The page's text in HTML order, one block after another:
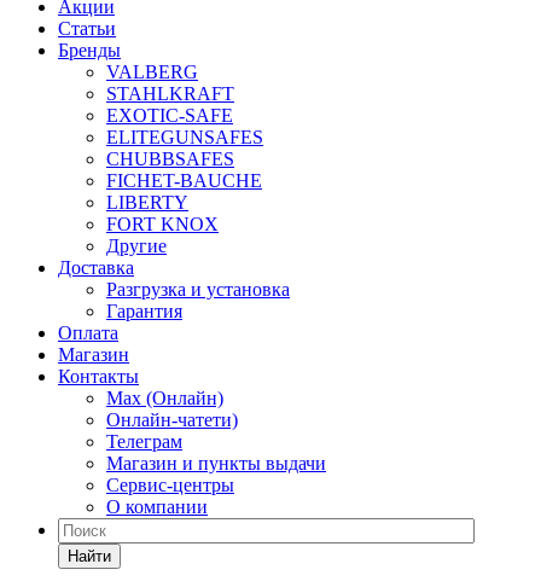
Акции
Статьи
Бренды
VALBERG
STAHLKRAFT
EXOTIC-SAFE
ELITEGUNSAFES
CHUBBSAFES
FICHET-BAUCHE
LIBERTY
FORT KNOX
Другие
Доставка
Разгрузка и установка
Гарантия
Оплата
Магазин
Контакты
Max (Онлайн)
Онлайн-чатети)
Телеграм
Магазин и пункты выдачи
Сервис-центры
О компании
Найти